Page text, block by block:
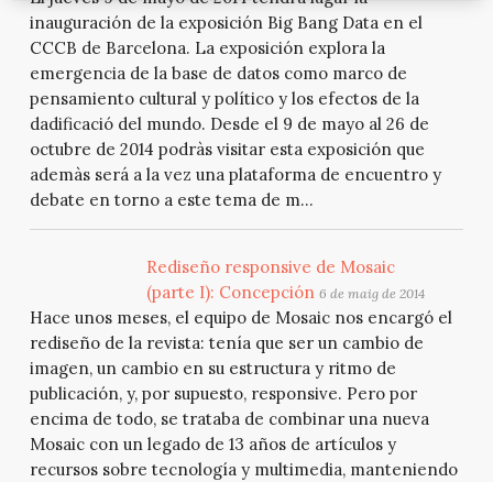
inauguración de la exposición Big Bang Data en el
CCCB de Barcelona. La exposición explora la
emergencia de la base de datos como marco de
pensamiento cultural y político y los efectos de la
dadificació del mundo. Desde el 9 de mayo al 26 de
octubre de 2014 podràs visitar esta exposición que
ademàs será a la vez una plataforma de encuentro y
debate en torno a este tema de m...
Rediseño responsive de Mosaic
(parte I): Concepción 6 de maig de 2014
Hace unos meses, el equipo de Mosaic nos encargó el
rediseño de la revista: tenía que ser un cambio de
imagen, un cambio en su estructura y ritmo de
publicación, y, por supuesto, responsive. Pero por
encima de todo, se trataba de combinar una nueva
Mosaic con un legado de 13 años de artículos y
recursos sobre tecnología y multimedia, manteniendo